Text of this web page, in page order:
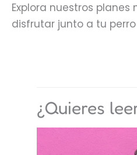
Explora nuestros
disfrutar junto a tu
¿Quieres